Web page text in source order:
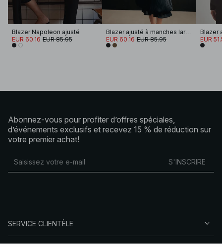
Blazer Napoleon ajusté
EUR 60.16 EUR 85.95
Blazer ajusté à manches larges courtes
EUR 60.16 EUR 85.95 EUR
Abonnez-vous pour profiter d’offres spéciales,
d’événements exclusifs et recevez 15 % de réduction sur
votre premier achat!
S'INSCRIRE
SERVICE CLIENTÈLE